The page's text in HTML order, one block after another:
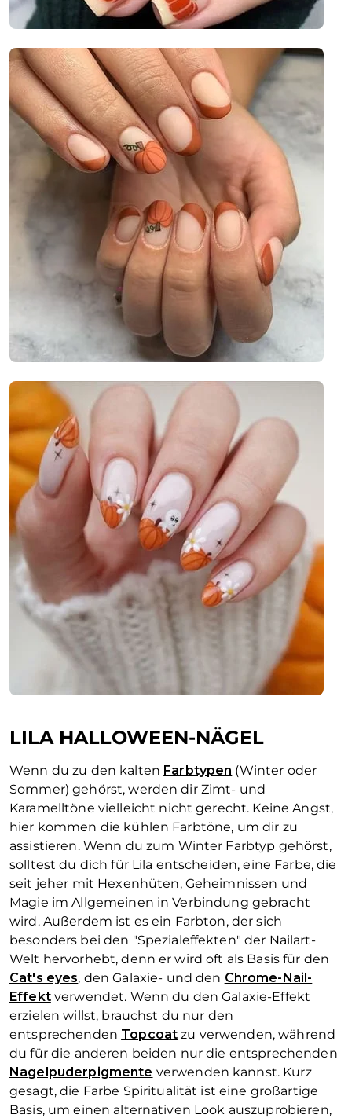
LILA HALLOWEEN-NÄGEL
Wenn du zu den kalten Farbtypen (Winter oder
Sommer) gehörst, werden dir Zimt- und
Karamelltöne vielleicht nicht gerecht. Keine Angst,
hier kommen die kühlen Farbtöne, um dir zu
assistieren. Wenn du zum Winter Farbtyp gehörst,
solltest du dich für Lila entscheiden, eine Farbe, die
seit jeher mit Hexenhüten, Geheimnissen und
Magie im Allgemeinen in Verbindung gebracht
wird. Außerdem ist es ein Farbton, der sich
besonders bei den "Spezialeffekten" der Nailart-
Welt hervorhebt, denn er wird oft als Basis für den
Cat's eyes, den Galaxie- und den Chrome-Nail-
Effektverwendet. Wenn du den Galaxie-Effekt
erzielen willst, brauchst du nur den
entsprechenden Topcoat zu verwenden, während
du für die anderen beiden nur die entsprechenden
Nagelpuderpigmente verwenden kannst. Kurz
gesagt, die Farbe Spiritualität ist eine großartige
Basis, um einen alternativen Look auszuprobieren,